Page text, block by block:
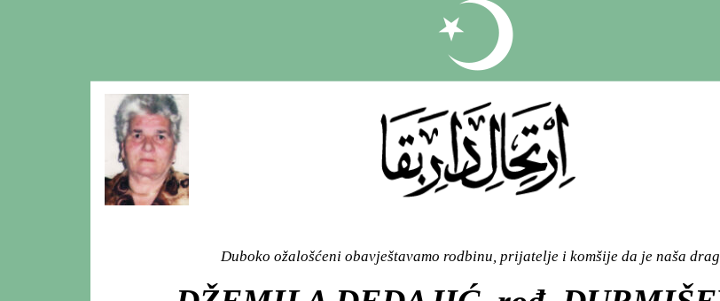
Duboko ožalošćeni obavještavamo rodbinu, prijatelje i komšije da je naša